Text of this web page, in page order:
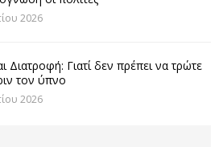
2026
Διατροφή: Γιατί δεν πρέπει να τρώτε
τον ύπνο
2026